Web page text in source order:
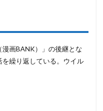
漫画BANK）」の後継とな
繰り返している。ウイル